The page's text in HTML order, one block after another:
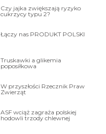
Czy jajka zwiększają ryzyko
cukrzycy typu 2?
Łączy nas PRODUKT POLSKI
Truskawki a glikemia
poposiłkowa
W przyszłości Rzecznik Praw
Zwierząt
ASF wciąż zagraża polskiej
hodowli trzody chlewnej